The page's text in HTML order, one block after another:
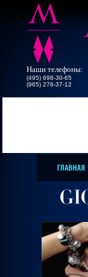
Наши телефоны:
(495) 698-30-65
(965) 276-37-12